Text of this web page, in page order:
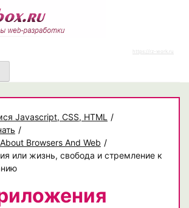
https://rz-work.ru
Javascript, CSS, HTML
/
/
Browsers And Web /
или жизнь, свобода и стремление к